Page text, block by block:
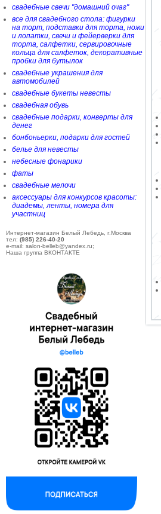
свадебные свечи "домашний очаг"
все для свадебного стола: фигурки
на торт, подставки для торта, ножи
и лопатки, свечи и фейерверки для
торта, салфетки, сервировочные
кольца для салфеток, декоративные
пробки для бутылок
свадебные украшения для
автомобилей
свадебные букеты невесты
свадебная обувь
свадебные подарки, конверты для
денег
бонбоньерки, подарки для гостей
белье для невесты
небесные фонарики
фаты
свадебные мелочи
аксессуары для конкурсов красоты:
диадемы, ленты, номера для
участниц
Интернет-магазин Белый Лебедь, г.Москва
тел: (985) 226-40-20
e-mail: salon-belleb@yandex.ru;
Наша группа ВКОНТАКТЕ